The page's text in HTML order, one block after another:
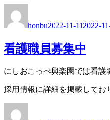
者
honbu日:
2022-11-11 2022-
看護職員募集中
にしおこっぺ興楽園では看護
採用情報に詳細を掲載してお